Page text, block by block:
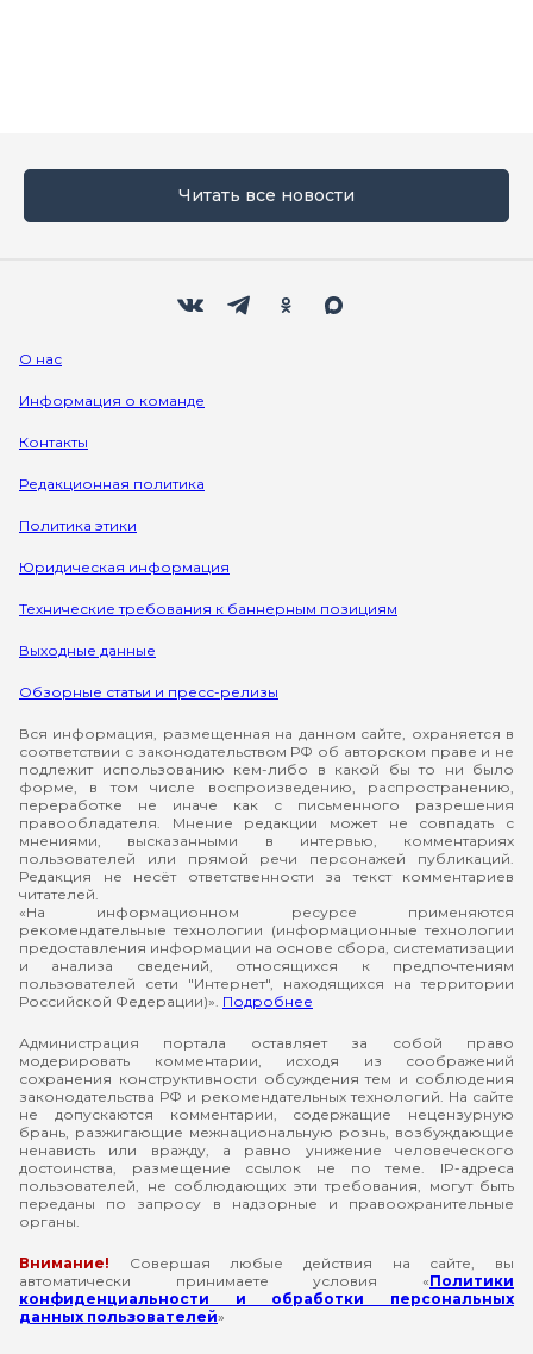
Читать все новости
О нас
Информация о команде
Контакты
Редакционная политика
Политика этики
Юридическая информация
Технические требования к баннерным позициям
Выходные данные
Обзорные статьи и пресс-релизы
Вся информация, размещенная на данном сайте, охраняется в
соответствии с законодательством РФ об авторском праве и не
подлежит использованию кем-либо в какой бы то ни было
форме, в том числе воспроизведению, распространению,
переработке не иначе как с письменного разрешения
правообладателя. Мнение редакции может не совпадать с
мнениями, высказанными в интервью, комментариях
пользователей или прямой речи персонажей публикаций.
Редакция не несёт ответственности за текст комментариев
читателей.
«На информационном ресурсе применяются
рекомендательные технологии (информационные технологии
предоставления информации на основе сбора, систематизации
и анализа сведений, относящихся к предпочтениям
пользователей сети "Интернет", находящихся на территории
Российской Федерации)». Подробнее
Администрация портала оставляет за собой право
модерировать комментарии, исходя из соображений
сохранения конструктивности обсуждения тем и соблюдения
законодательства РФ и рекомендательных технологий. На сайте
не допускаются комментарии, содержащие нецензурную
брань, разжигающие межнациональную рознь, возбуждающие
ненависть или вражду, а равно унижение человеческого
достоинства, размещение ссылок не по теме. IP-адреса
пользователей, не соблюдающих эти требования, могут быть
переданы по запросу в надзорные и правоохранительные
органы.
Внимание! Совершая любые действия на сайте, вы
автоматически принимаете условия «Политики
конфиденциальности и обработки персональных
данных пользователей»